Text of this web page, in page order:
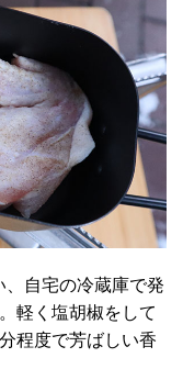
、自宅の冷蔵庫で発
軽く塩胡椒をして
程度で芳ばしい香